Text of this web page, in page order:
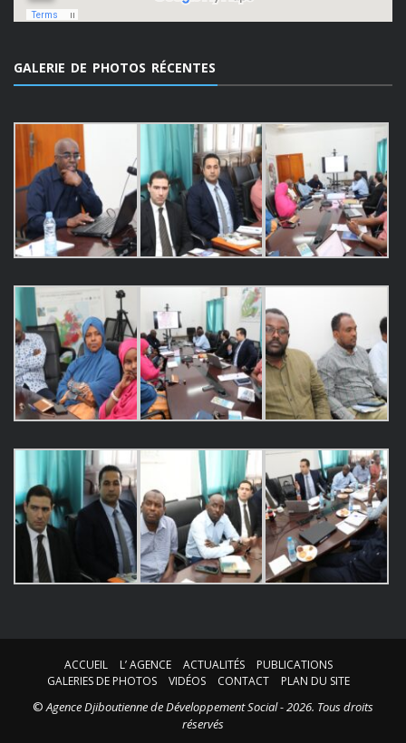
GALERIE DE PHOTOS RÉCENTES
ACCUEIL L’ AGENCE ACTUALITÉS
PUBLICATIONS
GALERIES DE PHOTOS
VIDÉOS CONTACT PLAN DU SITE
©Agence Djiboutienne de Développement Social - 2026. Tous droits
réservés